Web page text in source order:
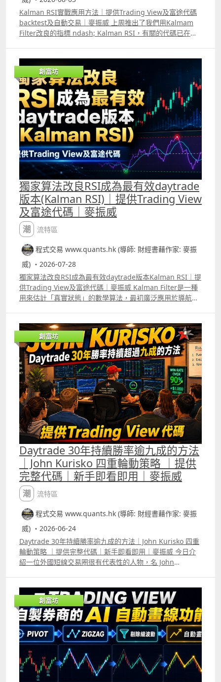
Kalman RSI實戰應用方法｜提供Trading View及富途代碼
backtest及自動交易｜麥振威 上周推出了我們用Kalmam
Filter改良的指標 ndash; Kalman RSI，有關的代碼已在我
講解了將Kalman RSI應用在1分鐘圖中交易小型標普500指
數期貨ES及其他正股的方法，日後也會有更多的片講解其他
用法。 另外，我們已推出另一個指標名為Stable
Momentum Tracker，Patreon會員可選擇使用，將這個指
標配合Kalman RSI能更有效剔除窄幅波動市況中的假訊
號。
創富坊
獨家算法改良RSI成為最有效daytrade
版本(Kalman RSI)｜提供Trading View
及富途代碼｜麥振威
潮流特區
程式交易 www.quants.hk (導師: 財經書藉作家: 麥振
威) ・2026-07-28
獨家算法改良RSI成為最有效daytrade版本Kalman RSI｜提
供Trading View及富途代碼｜麥振威 Kalman Filter是一種
用來估計「真實狀態」的數學算法，最初廣泛應用於導航、
往往不是完全找不到趨勢，而是每一根K線都包含大量短期
波動，例如突然出現的大單、買賣差價變化、消息引起的一
分鐘急升急跌，以及市場在極短時間內大幅變動。 這些變化
未必代表真正趨勢改變，但普通技術指標會把所有價格變化
同樣納入計算，因而容易產生假突破、過早平倉或訊號反
覆。Kalman Filter的作用，就是在真實市場價格與隱藏的趨
勢價格之間作出動態估計，嘗試找出較接近市場實際方向的
價格軌跡。 Kalman Filter的核心原理可理解為「預測、比
較、修正」。算法首先根據上一個估計價格，預測目前的合
理價格；然後把預測值與最新市場價格比較，計算兩者之間
的誤差；最後根據市場數據的可信程度，決定應該接受多少
最新價格變化。這個調整比例稱為Kalman Gain。若算法認
為市場觀察值相對可靠，Kalman Gain便會較高，估計價格
會更快跟隨最新價格；若算法認為目前價格包含較多雜訊，
Kalman Gain便會降低，估計價格只會作出較小調整。 因
此，Kalman Filter不是像固定週期平均線一樣，每次按照相
同權重處理價格，而是會根據估計誤差與噪音設定，動態調
接的方法是用Kalman價格取代原本公式中的close。例如這
個Kalman RSI便會比普通的RSI更有效判斷市況變化。普通
的RSI升至50以上代表趨勢轉強，相反，若跌至50以下代表
趨勢轉弱，但很多時候在一個明顯趨勢中，RSI仍會在50附
近反覆上落，這讓使用者更難判斷趨勢。 此外，普通的RSI
升至70以上代表升勢十分之強，若跌至30以下代表跌勢十分
之強，但很多時候普通的RSI升至70或跌至30後又會很快逆
轉，這會讓使用者誤判走勢即將逆轉，但Kalman RSI 只要
真正升至70或跌至30便會維持較長時間，讓使用者知道目前
處於強勁的升浪或跌浪中。而且Kalman RSI與普通RSI升至
70或跌至30的時間往往會不同，因為Kalman Filter的核心
原理就是「預測、比較、修正」，這令Kalman RSI比普通
RSI更準確。
創富坊
Daytrade 30年持續勝率逾九成的方法
｜John Kurisko 四重輪動策略 ｜提供
完整代碼｜新手即看即用｜麥振威
潮流特區
程式交易 www.quants.hk (導師: 財經書藉作家: 麥振
威) ・2026-06-24
Daytrade 30年持續勝率逾九成的方法｜John Kurisko 四重
輪動策略 ｜提供完整代碼｜新手即看即用｜麥振威 今日介
紹一位外國短線交易圈很有代表性的人物，名 John
勝率持續超過九成。 他強調自己每晚就只會等這個策略的入
市訊號出現，每日平均能獲利約1000蚊美金。 我們用
Trading View根據他公開的部份將策略寫出來，backtest結
果雖與他本人所指的有分別。但再用我們的AI agent 優化，
確實勝率可以超過九成。
創富坊